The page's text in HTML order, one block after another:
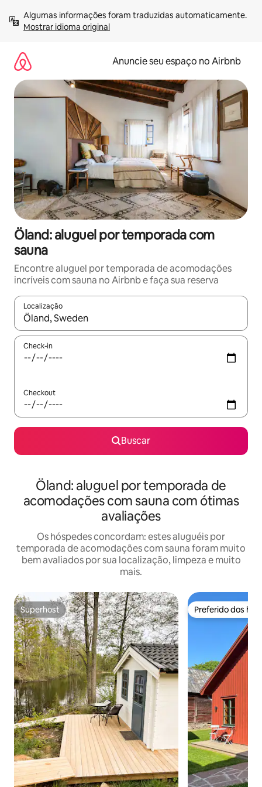
para
Mostrar idioma original
Anuncie seu espaço no Airbnb
Öland: aluguel por temporada com
sauna
Encontre aluguel por temporada de acomodações
incríveis com sauna no Airbnb e faça sua reserva
Localização
Quando os resultados estiverem disponíveis, explore-os
Check-in
Checkout
Buscar
Öland: aluguel por temporada de
acomodações com sauna com ótimas
avaliações
Os hóspedes concordam: estes aluguéis por
temporada de acomodações com sauna foram muito
bem avaliados por sua localização, limpeza e muito
mais.
Superhost
Superhost Preferido dos
Preferido dos